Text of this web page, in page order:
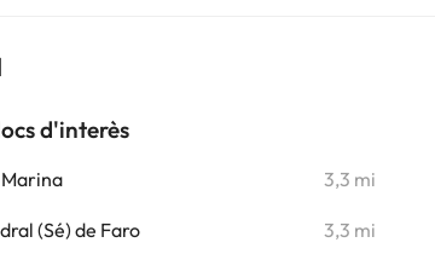
d'interès
3,3 mi
(Sé) de Faro 3,3 mi